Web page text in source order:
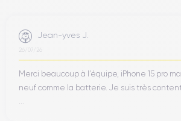
Jean-yves J.
26/07/26
Merci beaucoup à l’équipe, iPhone 15 pro
neuf comme la batterie. Je suis très